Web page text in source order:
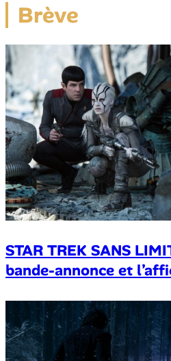
Brève
STAR TREK SANS
bande-annonce et